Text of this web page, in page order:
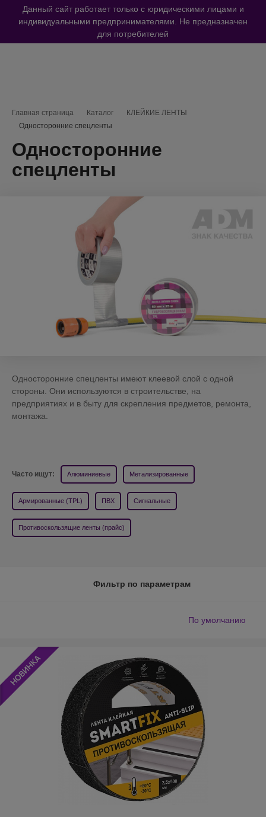
Данный сайт работает только с юридическими лицами и
индивидуальными предпринимателями. Не предназначен
для потребителей
Навигационная цепочка
Главная страница Каталог
КЛЕЙКИЕ ЛЕНТЫ
Односторонние спецленты
Односторонние
спецленты
Односторонние спецленты имеют клеевой слой с одной
стороны. Они используются в строительстве, на
предприятиях и в быту для скрепления предметов, ремонта,
монтажа.
Часто ищут: Алюминиевые Метализированные
Армированные (TPL) ПВХ Сигнальные
Противоскользящие ленты (прайс)
Фильтр по параметрам
По умолчанию